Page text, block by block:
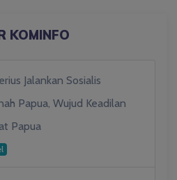
KOMINFO
Jalankan Sosialis
Papua, Wujud Keadilan
Papua